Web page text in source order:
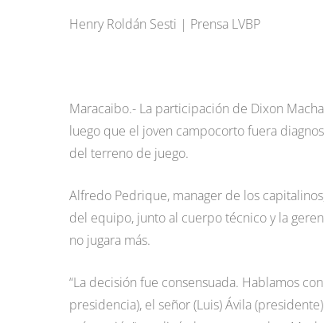
Henry Roldán Sesti | Prensa LVBP
Maracaibo.- La participación de Dixon
luego que el joven campocorto fuera
del terreno de juego.
Alfredo Pedrique, manager de los
del equipo, junto al cuerpo técnico y la
no jugara más.
“La decisión fue consensuada. Hablamos
presidencia), el señor (Luis) Ávila